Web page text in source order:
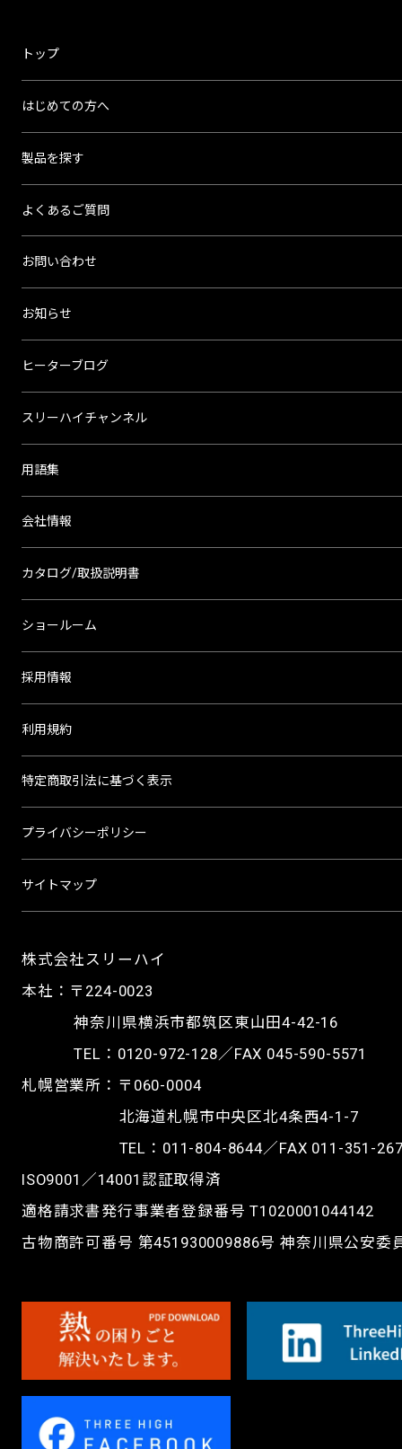
ス
ハ
イ
株式会社スリーハイ
本社：〒224-0023
神奈川県横浜市都筑区東山田4-42-16
TEL： 0120-972-128／FAX 045-590-5571
札幌営業所：〒060-0004
北海道札幌市中央区北4条西4-1-7
TEL： 011-804-8644／FAX 011-351-
ISO9001／14001認証取得済
適格請求書発行事業者登録番号 T1020001044142
古物商許可番号 第451930009886号 神奈川県公安委
トップ
はじめての方へ
製品を探す
よくあるご質問
お問い合わせ
お知らせ
ヒーターブログ
スリーハイチャンネル
用語集
会社情報
カタログ/取扱説明書
ショールーム
採用情報
利用規約
特定商取引法に基づく表示
プライバシーポリシー
サイトマップ